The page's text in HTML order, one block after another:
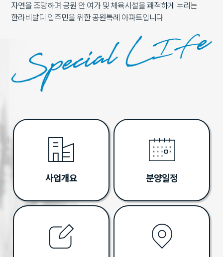
자연을 조망하며 공원 안 여가 및 체육시설을 쾌적하게 누리는
한라비발디 입주민을 위한 공원특례 아파트입니다
사업개요 분양일정